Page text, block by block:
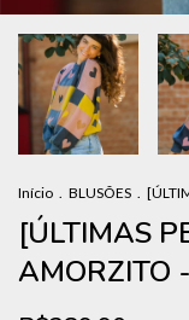
Início BLUSÕES
[ÚLTIMAS
AMORZITO